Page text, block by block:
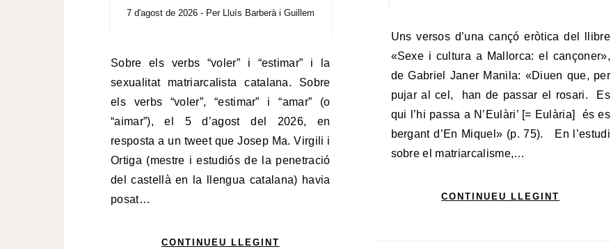
7 d'agost de 2026 - Per Lluís Barberà i Guillem
Sobre els verbs “voler” i “estimar” i la
sexualitat matriarcalista catalana. Sobre
els verbs “voler”, “estimar” i “amar” (o
“aimar”), el 5 d’agost del 2026, en
resposta a un tweet que Josep Ma. Virgili i
Ortiga (mestre i estudiós de la penetració
del castellà en la llengua catalana) havia
posat…
CONTINUEU LLEGINT
Uns versos d’una cançó eròtica del llibre
«Sexe i cultura a Mallorca: el cançoner»,
de Gabriel Janer Manila: «Diuen que, per
pujar al cel, han de passar el rosari. Es
qui l’hi passa a N’Eulàri’ [= Eulària] és es
bergant d’En Miquel» (p. 75). En l’estudi
sobre el matriarcalisme,…
CONTINUEU LLEGINT